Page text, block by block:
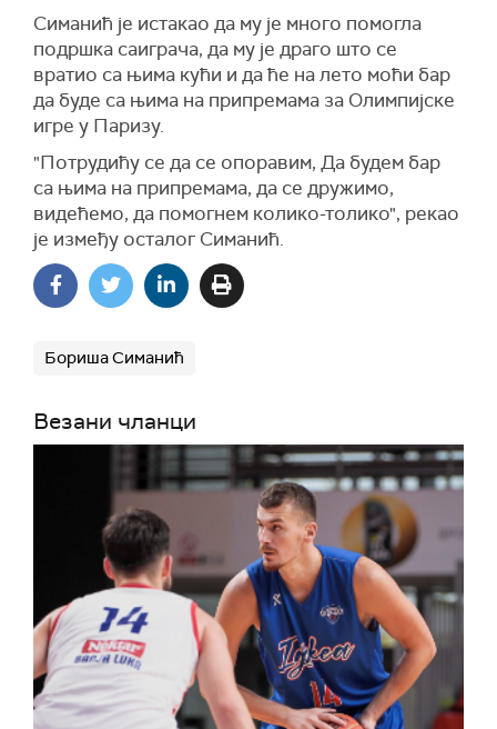
Симанић је истакао да му је много помогла
подршка саиграча, да му је драго што се
вратио са њима кући и да ће на лето моћи бар
да буде са њима на припремама за Олимпијске
игре у Паризу.
"Потрудићу се да се опоравим, Да будем бар
са њима на припремама, да се дружимо,
видећемо, да помогнем колико-толико", рекао
је између осталог Симанић.
Бориша Симанић
Везани чланци